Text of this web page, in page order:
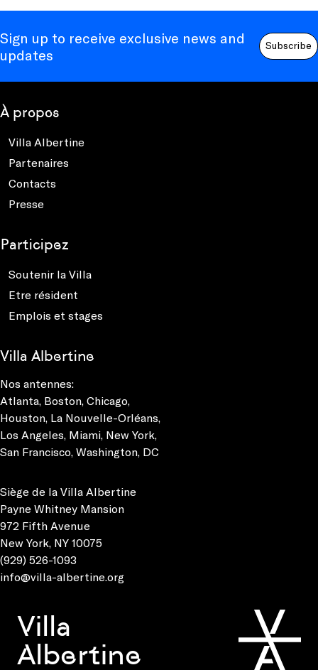
Sign up to receive exclusive news and
updates
Subscribe
À propos
Villa Albertine
Partenaires
Contacts
Presse
Participez
Soutenir la Villa
Etre résident
Emplois et stages
Villa Albertine
Nos antennes:
Atlanta, Boston, Chicago,
Houston, La Nouvelle-Orléans,
Los Angeles, Miami, New York,
San Francisco, Washington, DC
Siège de la Villa Albertine
Payne Whitney Mansion
972 Fifth Avenue
New York, NY 10075
(929) 526-1093
info@villa-albertine.org
Villa
Albertine